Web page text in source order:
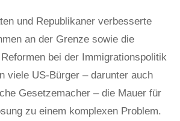
und Republikaner verbesserte
an der Grenze sowie die
bei der Immigrationspolitik
viele US-Bürger – darunter auch
Gesetzemacher – die Mauer für
zu einem komplexen Problem.